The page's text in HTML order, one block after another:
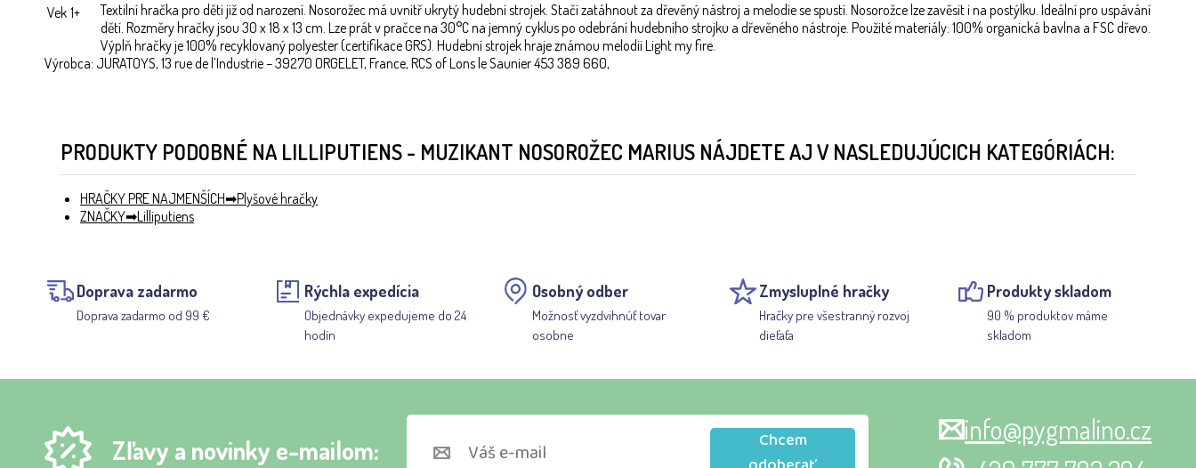
Vek 1+
Textilní hračka pro děti již od narození. Nosorožec má uvnitř ukrytý hudební strojek. Stačí zatáhnout za dřevěný nástroj a melodie se spustí. Nosorožce lze zavěsit i na postýlku. Ideální pro uspávání
dětí. Rozměry hračky jsou 30 x 18 x 13 cm. Lze prát v pračce na 30°C na jemný cyklus po odebrání hudebního strojku a dřevěného nástroje. Použité materiály: 100% organická bavlna a FSC dřevo.
Výplň hračky je 100% recyklovaný polyester (certifikace GRS). Hudební strojek hraje známou melodii Light my fire.
Výrobca: JURATOYS, 13 rue de l’Industrie – 39270 ORGELET, France, RCS of Lons le Saunier 453 389 660,
PRODUKTY PODOBNÉ NA LILLIPUTIENS - MUZIKANT NOSOROŽEC MARIUS NÁJDETE AJ V NASLEDUJÚCICH KATEGÓRIÁCH:
HRAČKY PRE NAJMENŠÍCH
Plyšové hračky
ZNAČKY
Lilliputiens
Doprava zadarmo
Doprava zadarmo od 99 €
Rýchla expedícia
Objednávky expedujeme do 24
hodín
Osobný odber
Možnosť vyzdvihnúť tovar
osobne
Zmysluplné hračky
Hračky pre všestranný rozvoj
dieťaťa
Produkty skladom
90 % produktov máme
skladom
Zľavy a novinky e-mailom:
Chcem
info@pygmalino.cz